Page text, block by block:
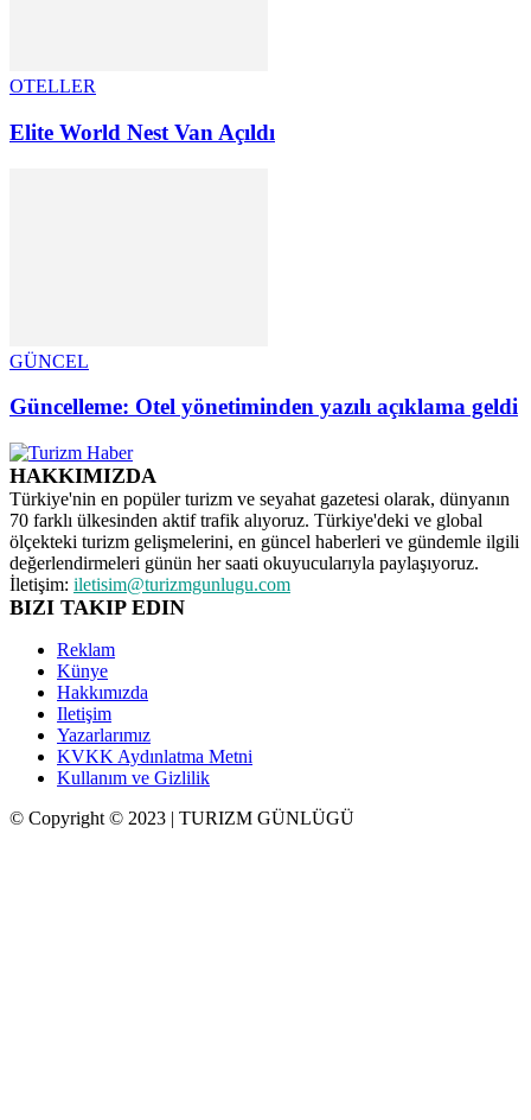
OTELLER
Elite World Nest Van Açıldı
GÜNCEL
Güncelleme: Otel yönetiminden yazılı açıklama geldi
HAKKIMIZDA
Türkiye'nin en popüler turizm ve seyahat gazetesi olarak, dünyanın
70 farklı ülkesinden aktif trafik alıyoruz. Türkiye'deki ve global
ölçekteki turizm gelişmelerini, en güncel haberleri ve gündemle ilgili
değerlendirmeleri günün her saati okuyucularıyla paylaşıyoruz.
İletişim: iletisim@turizmgunlugu.com
BIZI TAKIP EDIN
Reklam
Künye
Hakkımızda
Iletişim
Yazarlarımız
KVKK Aydınlatma Metni
Kullanım ve Gizlilik
© Copyright © 2023 | TURIZM GÜNLÜGÜ